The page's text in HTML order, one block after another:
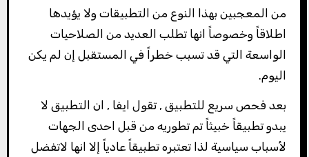
من المعجبين بهذا النوع من التطبيقات ولا يؤيدها
اطلاقاً وخصوصاً انها تطلب العديد من الصلاحيات
الواسعة التي قد تسبب خطراً في المستقبل إن لم يكن
اليوم.
بعد فحص سريع للتطبيق , تقول ايفا , ان التطبيق لا
يبدو تطبيقاً خبيثاً تم تطوريه من قبل احدى الجهات
لأسباب سياسية لذا تعتبره تطبيقاً عادياً إلا انها لاتفضل